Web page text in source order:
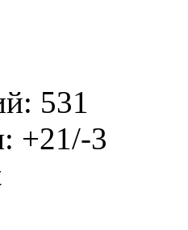
531
+21/-3